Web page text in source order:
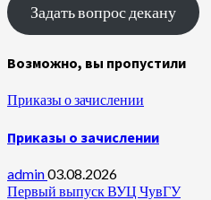
Задать вопрос декану
Возможно, вы пропустили
Приказы о зачислении
Приказы о зачислении
admin03.08.2026
Первый выпуск ВУЦ ЧувГУ